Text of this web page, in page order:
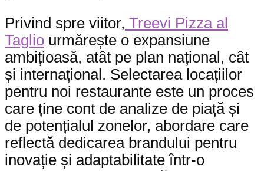
Privind spre viitor, Treevi Pizza al
Taglio urmărește o expansiune
ambițioasă, atât pe plan național, cât
și internațional. Selectarea locațiilor
pentru noi restaurante este un proces
care ține cont de analize de piață și
de potențialul zonelor, abordare care
reflectă dedicarea brandului pentru
inovație și adaptabilitate într-o